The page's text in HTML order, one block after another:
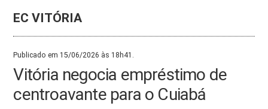
EC VITÓRIA
Publicado em 15/06/2026 às 18h41.
Vitória negocia empréstimo de
centroavante para o Cuiabá